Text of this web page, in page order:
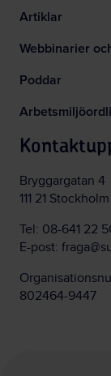
Artiklar
Webbinarier
Poddar
Bryggargatan 4
111 21 Stockholm
Tel: 08-641 22
E-post:
802464-9447